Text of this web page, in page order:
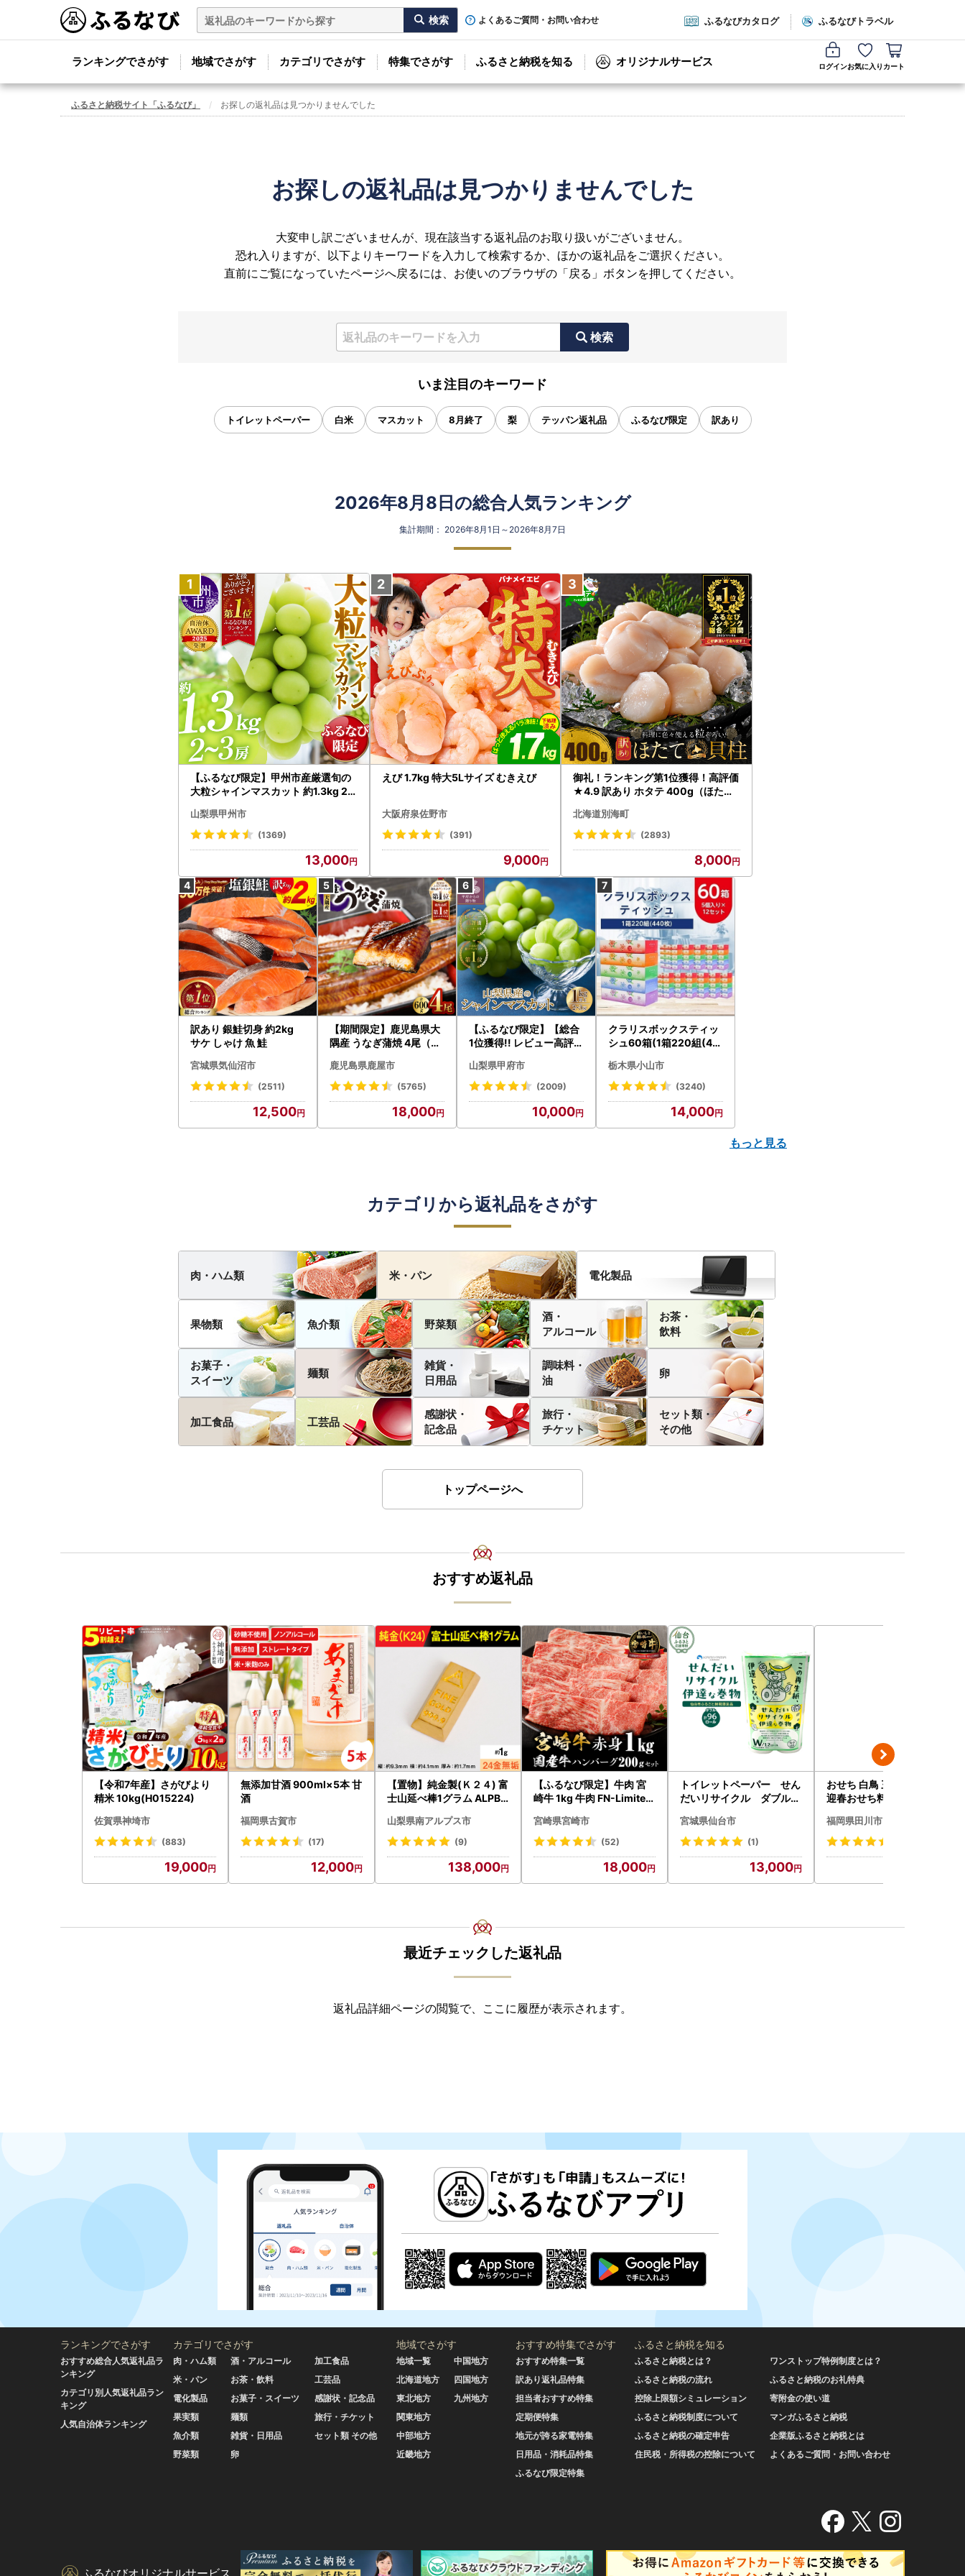
よくあるご質問・お問い合わせ ふるなびカタログ ふるなびトラベル
ランキングでさがす 地域でさがす カテゴリでさがす 特集でさがす ふるさと納税を知る オリジナルサービス ログインお気に入り カート
ふるさと納税サイト「ふるなび」 お探しの返礼品は見つかりませんでした
お探しの返礼品は見つかりませんでした
大変申し訳ございませんが、現在該当する返礼品のお取り扱いがございません。
恐れ入りますが、以下よりキーワードを入力して検索するか、ほかの返礼品をご選択ください。
直前にご覧になっていたページへ戻るには、お使いのブラウザの「戻る」ボタンを押してください。
検索
いま注目のキーワード
トイレットペーパー 白米 マスカット 8月終了 梨 テッパン返礼品 ふるなび限定 訳あり
2026年8月8日の総合人気ランキング
集計期間： 2026年8月1日～2026年8月7日
【ふるなび限定】甲州市産厳選旬の
大粒シャインマスカット 約1.3kg 2
472 FN-Limited-VO シャインマス
カット フルーツ
山梨県甲州市
(1369)
13,000
えび 1.7kg 特大5Lサイズ むきえび
大阪府泉佐野市
(391)
9,000
御礼！ランキング第1位獲得！高評価
★4.9 訳あり ホタテ 400g（ほたて
北海道別海町
(2893)
8,000
訳あり 銀鮭切身 約2kg
サケ しゃけ 魚 鮭
宮城県気仙沼市
(2511)
12,500
【期間限定】鹿児島県大
隅産 うなぎ蒲焼 4尾（60
cp18 うなぎ 鰻 魚 惣菜 総
菜
鹿児島県鹿屋市
(5765)
18,000
【ふるなび限定】【総合
1位獲得!! レビュー高評価
〉山梨県産 シャインマス
カット 2～3房（1.0kg以
N-Limited-SP
山梨県甲府市
(2009)
10,000
クラリスボックスティッ
シュ60箱(1箱220組(44
ト)【配送不可地域：離島
・沖縄県】【1256759】
栃木県小山市
(3240)
14,000
もっと見る
カテゴリから返礼品をさがす
肉・ハム類 米・パン 電化製品
果物類 魚介類 野菜類
酒・
アルコール
お茶・
飲料
お菓子・
スイーツ
麺類
雑貨・
日用品
調味料・
油
卵
加工食品 工芸品
感謝状・
記念品
旅行・
チケット
セット類・
その他
トップページへ
おすすめ返礼品
【令和7年産】さがびより
精米 10kg(H015224)
佐賀県神埼市
(883)
19,000
無添加甘酒 900ml×5本 甘
酒
福岡県古賀市
(17)
12,000
【置物】純金製(Ｋ２４) 富
士山延べ棒1グラム ALPBK
山梨県南アルプス市
(9)
138,000
【ふるなび限定】牛肉 宮
崎牛 1kg 牛肉 FN-Limited
宮崎県宮崎市
(52)
18,000
トイレットペーパー せん
だいリサイクル ダブル9
宮城県仙台市
(1)
13,000
おせち 白鳥 三段重 3人前
迎春おせち料理
福岡県田川市
最近チェックした返礼品
返礼品詳細ページの閲覧で、ここに履歴が表示されます。
ランキングでさがす
おすすめ総合人気返礼品ラ
ンキング
カテゴリ別人気返礼品ラン
キング
人気自治体ランキング
カテゴリでさがす
肉・ハム類
米・パン
電化製品
果実類
魚介類
野菜類
酒・アルコール
お茶・飲料
お菓子・スイーツ
麺類
雑貨・日用品
卵
加工食品
工芸品
感謝状・記念品
旅行・チケット
セット類 その他
地域でさがす
地域一覧
北海道地方
東北地方
関東地方
中部地方
近畿地方
中国地方
四国地方
九州地方
おすすめ特集でさがす
おすすめ特集一覧
訳あり返礼品特集
担当者おすすめ特集
定期便特集
地元が誇る家電特集
日用品・消耗品特集
ふるなび限定特集
ふるさと納税を知る
ふるさと納税とは？
ふるさと納税の流れ
控除上限額シミュレーション
ふるさと納税制度について
ふるさと納税の確定申告
住民税・所得税の控除について
ワンストップ特例制度とは？
ふるさと納税のお礼特典
寄附金の使い道
マンガふるさと納税
企業版ふるさと納税とは
よくあるご質問・お問い合わせ